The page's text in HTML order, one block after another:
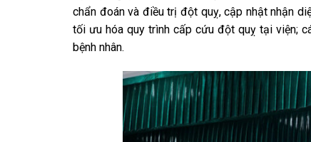
chẩn đoán và điều trị đột quỵ, cập nhật nhận
tối ưu hóa quy trình cấp cứu đột quỵ tại viện;
bệnh nhân.